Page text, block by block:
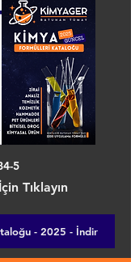
5
Tıklayın
- 2025 - İndir